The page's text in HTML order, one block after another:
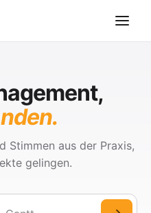
Stimmen aus der Praxis,
gelingen.